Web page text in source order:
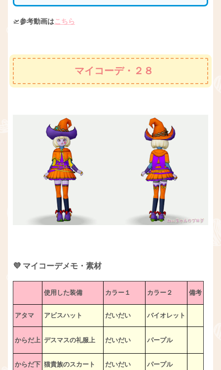
🛫参考動画はこちら
マイコーデ・２８
💜 マイコーデメモ・素材
使用した装備 カラー１ カラー２ 備考
アタマ アビスハット だいだい バイオレット
からだ上 デスマスの礼服上 だいだい パープル
からだ下 猫貴族のスカート だいだい パープル